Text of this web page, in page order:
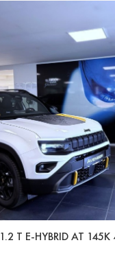
1.2 T E-HYBRID AT 145K